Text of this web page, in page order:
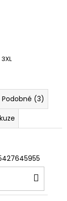
3XL
Podobné (3)